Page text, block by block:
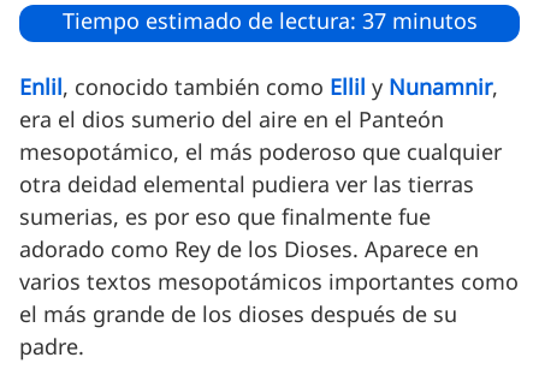
Tiempo estimado de lectura: 37 minutos
Enlil, conocido también como Ellil y Nunamnir,
era el dios sumerio del aire en el Panteón
mesopotámico, el más poderoso que cualquier
otra deidad elemental pudiera ver las tierras
sumerias, es por eso que finalmente fue
adorado como Rey de los Dioses. Aparece en
varios textos mesopotámicos importantes como
el más grande de los dioses después de su
padre.